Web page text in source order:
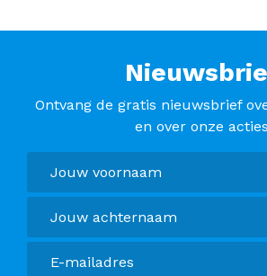
Ontvang de gratis nieuwsbrief
en over onze acties